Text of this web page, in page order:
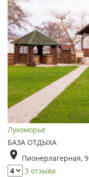
Лукоморье
БАЗА ОТДЫХА
Пионерлагерная, 9
3 отзыва